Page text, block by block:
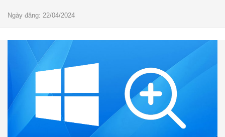
Ngày đăng: 22/04/2024